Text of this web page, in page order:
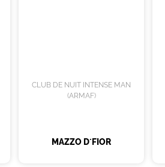
CLUB DE NUIT INTENSE MAN
(ARMAF)
MAZZO D´FIOR